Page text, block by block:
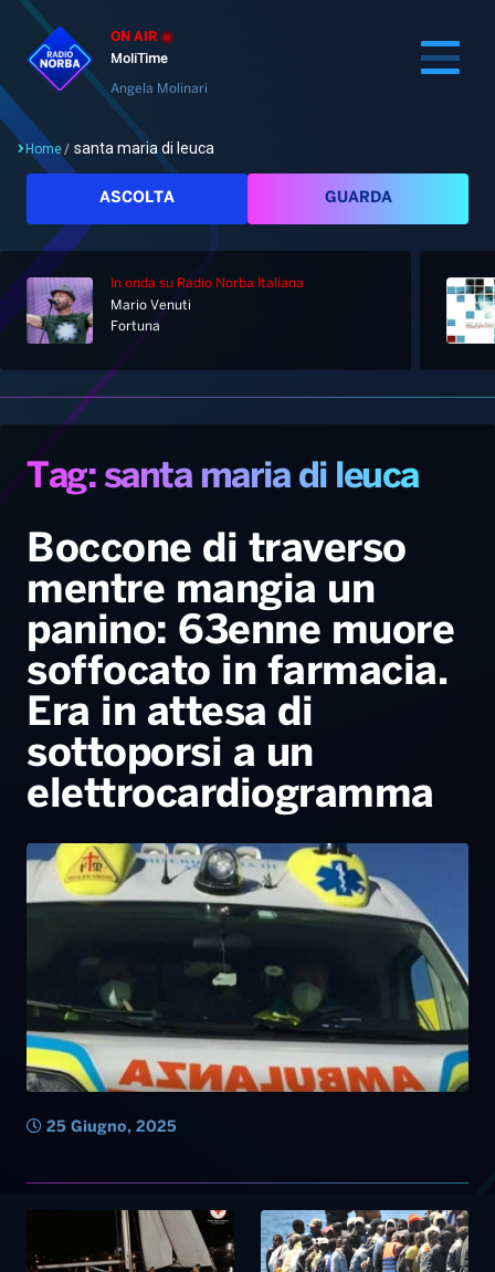
ON AIR
MoliTime
Angela Molinari
Home
Palinsesto
Hit Dance
Giochi&Concorsi
PALATOUR
Notizie
Locali
Musica e Spettacolo
Sport
Radio Norba Consiglia
Leggerissime
Playlist
Generale
Novità
Notiziario
Interviste
Oroscopo
Speciale Astrabilia 2026
Gallery
Radio Norba News TV
Voce al Bari
Battiti Live 2026
Gallery
Home/ santa maria di leuca
ASCOLTA GUARDA
In onda su Radio Norba Italiana
Mario Venuti
Fortuna
Tag: santa maria di leuca
Boccone di traverso
mentre mangia un
panino: 63enne muore
soffocato in farmacia.
Era in attesa di
sottoporsi a un
elettrocardiogramma
25 Giugno, 2025